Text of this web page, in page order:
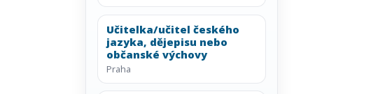
Učitelka/učitel českého
jazyka, dějepisu nebo
občanské výchovy
Praha